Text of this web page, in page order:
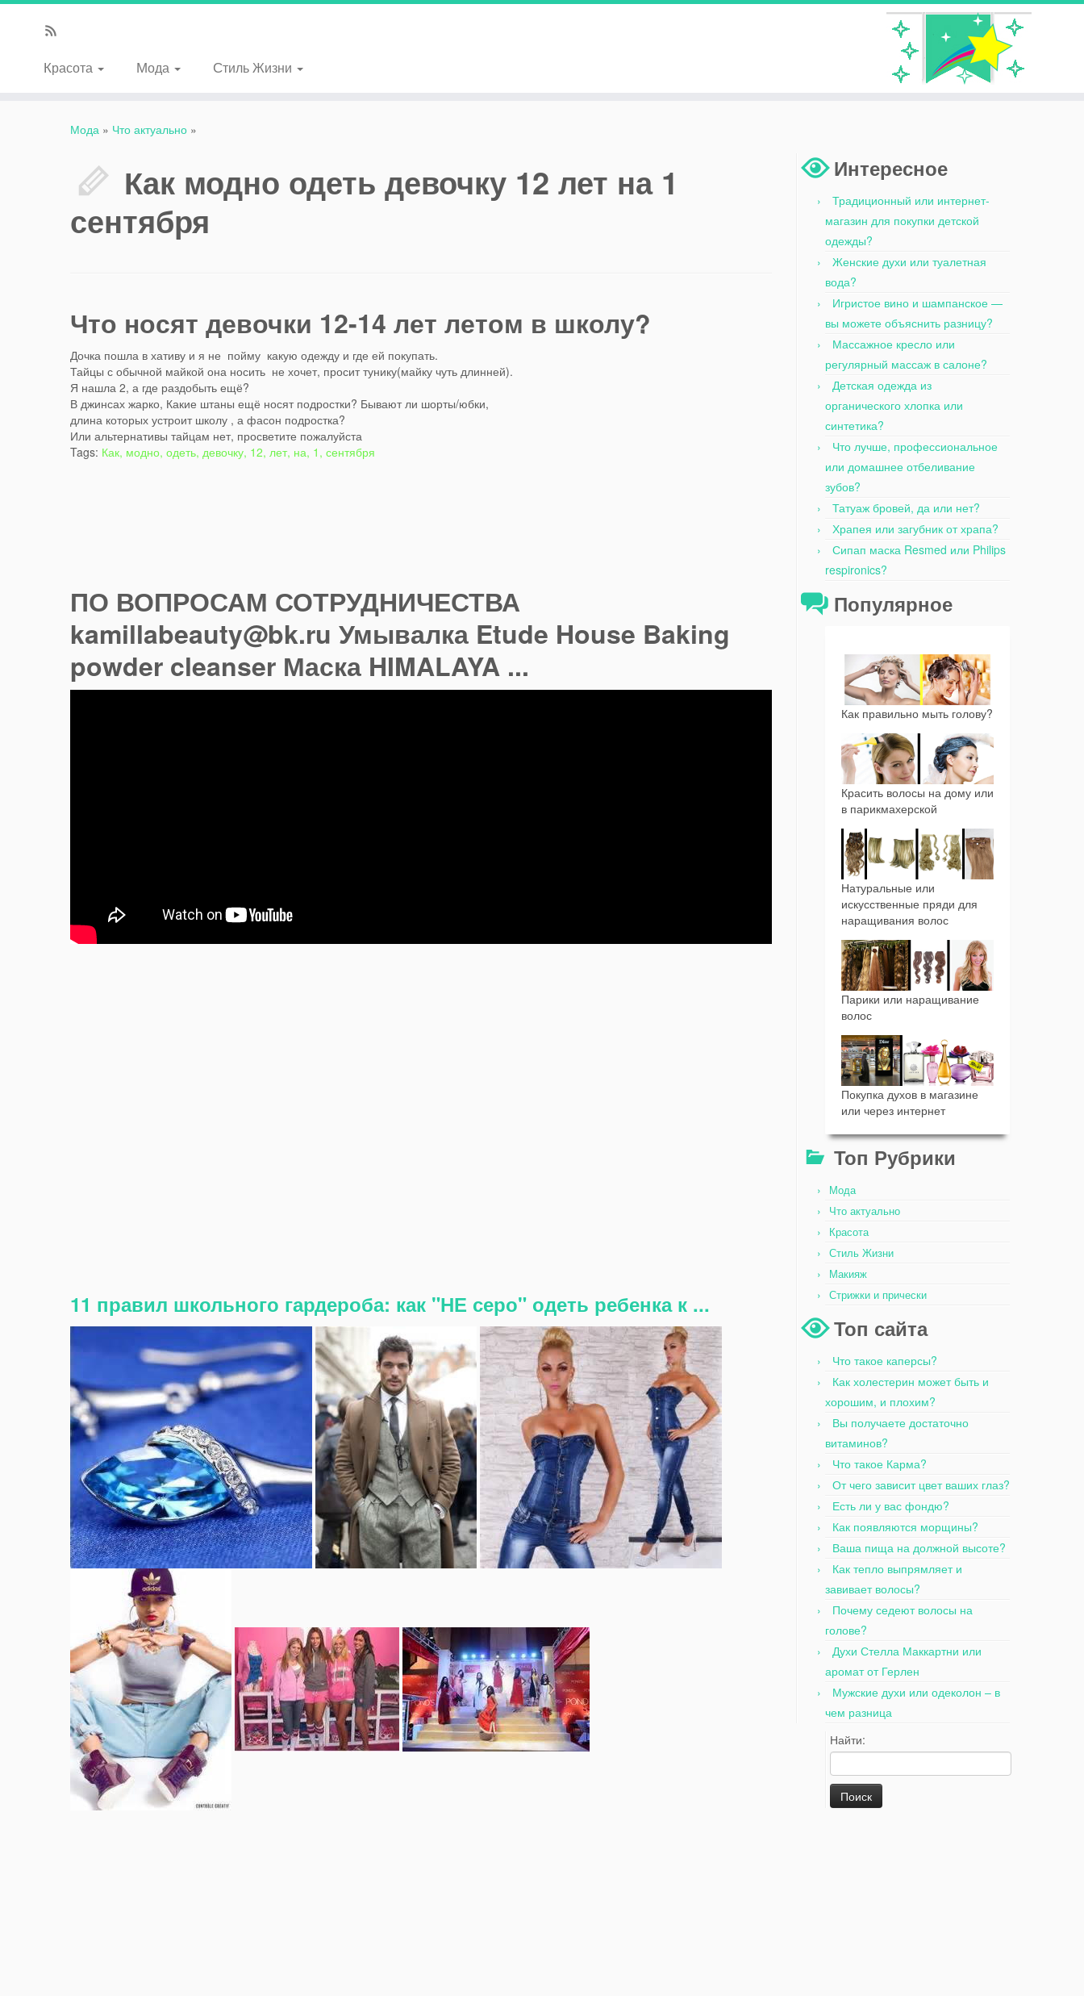
Красота Мода Стиль Жизни
Мода » Что актуально »
Как модно одеть девочку 12 лет на 1
сентября
Что носят девочки 12-14 лет летом в школу?
Дочка пошла в хативу и я не пойму какую одежду и где ей покупать.
Тайцы с обычной майкой она носить не хочет, просит тунику(майку чуть длинней).
Я нашла 2, а где раздобыть ещё?
В джинсах жарко, Какие штаны ещё носят подростки? Бывают ли шорты/юбки,
длина которых устроит школу , а фасон подростка?
Или альтернативы тайцам нет, просветите пожалуйста
Tags: Как, модно, одеть, девочку, 12, лет, на, 1, сентября
ПО ВОПРОСАМ СОТРУДНИЧЕСТВА
kamillabeauty@bk.ru Умывалка Etude House Baking
powder cleanser Маска HIMALAYA ...
11 правил школьного гардероба: как "НЕ серо" одеть ребенка к ...
Интересное
Традиционный или интернет-
магазин для покупки детской
одежды?
Женские духи или туалетная
вода?
Игристое вино и шампанское —
вы можете объяснить разницу?
Массажное кресло или
регулярный массаж в салоне?
Детская одежда из
органического хлопка или
синтетика?
Что лучше, профессиональное
или домашнее отбеливание
зубов?
Татуаж бровей, да или нет?
Храпея или загубник от храпа?
Сипап маска Resmed или Philips
respironics?
Популярное
Как правильно мыть голову?
Красить волосы на дому или
в парикмахерской
Натуральные или
искусственные пряди для
наращивания волос
Парики или наращивание
волос
Покупка духов в магазине
или через интернет
Топ Рубрики
Мода
Что актуально
Красота
Стиль Жизни
Макияж
Стрижки и прически
Топ сайта
Что такое каперсы?
Как холестерин может быть и
хорошим, и плохим?
Вы получаете достаточно
витаминов?
Что такое Карма?
От чего зависит цвет ваших глаз?
Есть ли у вас фондю?
Как появляются морщины?
Ваша пища на должной высоте?
Как тепло выпрямляет и
завивает волосы?
Почему седеют волосы на
голове?
Духи Стелла Маккартни или
аромат от Герлен
Мужские духи или одеколон – в
чем разница
Найти: